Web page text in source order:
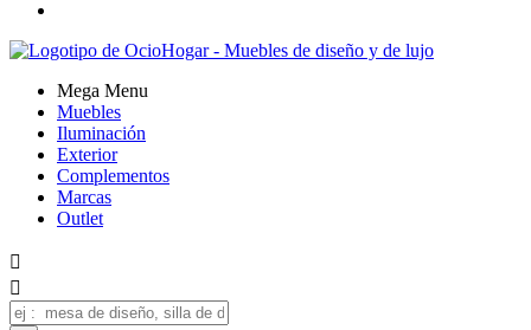
Mega Menu
Muebles
Iluminación
Exterior
Complementos
Marcas
Outlet

